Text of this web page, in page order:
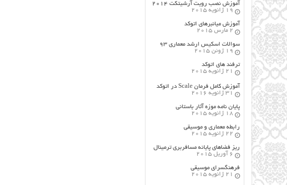
آموزش نصب رویت آرشیتکت ۲۰۱۴
19 ژانویه 2015
آموزش میانبرهای اتوکد
2 مارس 2015
سوالات اسکیس ارشد معماری ۹۳
19 ژوئن 2015
ترفند های اتوکد
21 ژانویه 2015
آموزش کامل فرمان Scale در اتوکد
31 ژانویه 2016
پایان نامه موزه آثار باستانی
18 ژانویه 2015
رابطه معماری و موسیقی
22 ژانویه 2015
ریز فضاهای پایانه مسافربری ترمینال
6 آوریل 2015
فرهنگسراي موسيقي
21 ژانویه 2015